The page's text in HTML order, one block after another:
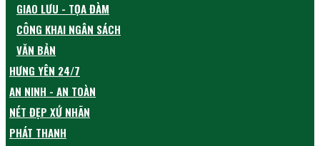
GIAO LƯU - TỌA ĐÀM
CÔNG KHAI NGÂN SÁCH
VĂN BẢN
HƯNG YÊN 24/7
AN NINH - AN TOÀN
NÉT ĐẸP XỨ NHÃN
PHÁT THANH